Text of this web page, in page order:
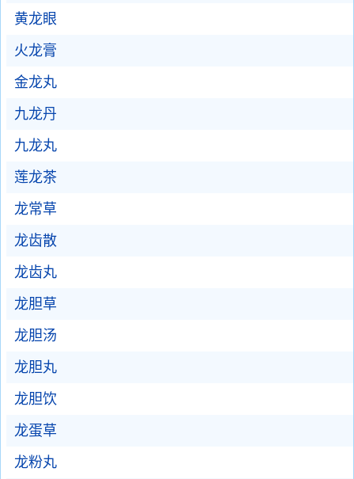
黄龙眼
火龙膏
金龙丸
九龙丹
九龙丸
莲龙茶
龙常草
龙齿散
龙齿丸
龙胆草
龙胆汤
龙胆丸
龙胆饮
龙蛋草
龙粉丸